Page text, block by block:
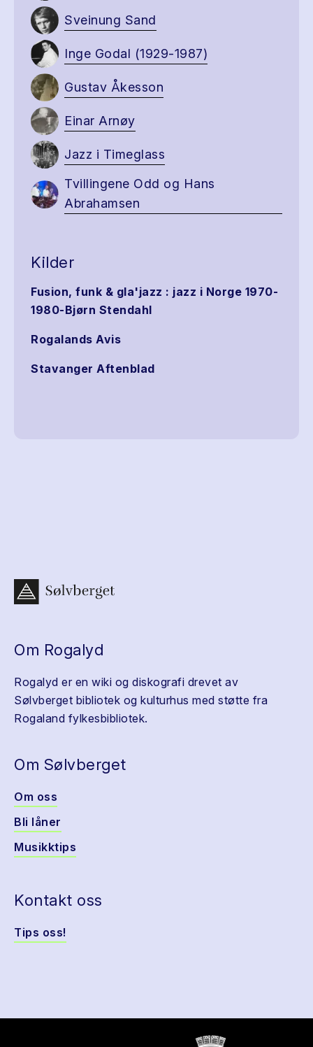
Sveinung Sand
Inge Godal (1929-1987)
Gustav Åkesson
Einar Arnøy
Jazz i Timeglass
Tvillingene Odd og Hans
Abrahamsen
Kilder
Fusion, funk & gla'jazz : jazz i Norge 1970-
1980-Bjørn Stendahl
Rogalands Avis
Stavanger Aftenblad
Om Rogalyd
Rogalyd er en wiki og diskografi drevet av
Sølvberget bibliotek og kulturhus med støtte fra
Rogaland fylkesbibliotek.
Om Sølvberget
Om oss
Bli låner
Musikktips
Kontakt oss
Tips oss!